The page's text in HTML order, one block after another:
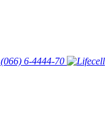
(066) 6-4444-70